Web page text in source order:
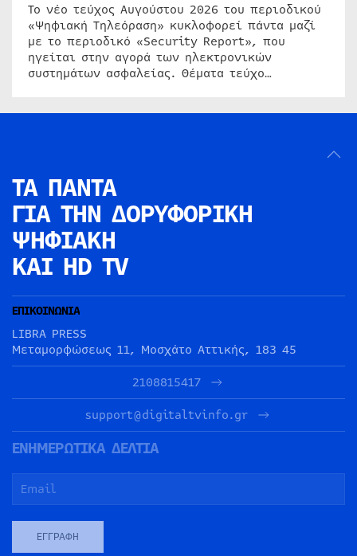
Το νέο τεύχος Αυγούστου 2026 του περιοδικού
«Ψηφιακή Τηλεόραση» κυκλοφορεί πάντα μαζί
με το περιοδικό «Security Report», που
ηγείται στην αγορά των ηλεκτρονικών
συστημάτων ασφαλείας. Θέματα τεύχο…
ΤΑ ΠΑΝΤΑ
ΓΙΑ ΤΗΝ ΔΟΡΥΦΟΡΙΚΗ
ΨΗΦΙΑΚΗ
ΚΑΙ HD TV
ΕΠΙΚΟΙΝΩΝΙΑ
LIBRA PRESS
Μεταμορφώσεως 11, Μοσχάτο Αττικής, 183 45
2108815417
support@digitaltvinfo.gr
ΕΝΗΜΕΡΩΤΙΚΑ ΔΕΛΤΙΑ
ΕΓΓΡΑΦΉ